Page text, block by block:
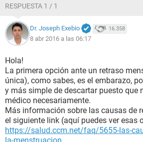
RESPUESTA 1 / 1
Dr. Joseph Exebio 16.358
8 abr 2016 a las 06:17
Hola!
La primera opción ante un retraso
única), como sabes, es el embarazo,
y más simple de descartar puesto que
médico necesariamente.
Más información sobre las causas de
el siguiente link (aquí puedes ver esas
https://salud.ccm.net/faq/5655-las-